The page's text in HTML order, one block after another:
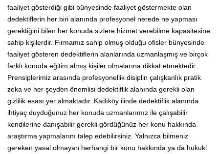
faaliyet gösterdiği gibi bünyesinde faaliyet göstermekte olan
dedektiflerin her biri alanında profesyonel nerede ne yapması
gerektiğini bilen her konuda sizlere hizmet verebilme kapasitesine
sahip kişilerdir. Firmamız sahip olmuş olduğu ofisler bünyesinde
faaliyet gösteren dedektiflerin alanlarında uzmanlaşmış ve birçok
farklı konuda eğitim almış kişiler olmalarına dikkat etmektedir.
Prensiplerimiz arasında profesyonellik disiplin çalışkanlık pratik
zeka ve her şeyden önemlisi dedektiflik alanında gerekli olan
gizlilik esası yer almaktadır. Kadıköy ilinde dedektiflik alanında
ihtiyaç duyduğunuz her konuda uzmanlarımız ile çalışabilir
kendilerine danışabilir gerekli gördüğünüz her konu hakkında
araştırma yapmalarını talep edebilirsiniz. Yalnızca bilmeniz
gereken yasal olmayan herhangi bir konu hakkında ya da hukuki